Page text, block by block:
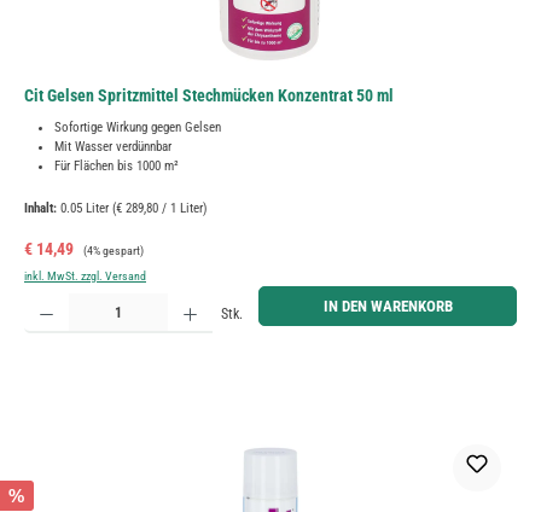
Cit Gelsen Spritzmittel Stechmücken Konzentrat 50 ml
Sofortige Wirkung gegen Gelsen
Mit Wasser verdünnbar
Für Flächen bis 1000 m²
Inhalt: 0.05 Liter (€ 289,80 / 1 Liter)
Verkaufspreis:
€ 14,49 Regulärer Preis:
(4% gespart)
inkl. MwSt. zzgl. Versand
Produkt Anzahl: Gib den gewünschten Wert ein oder benutze die Schaltflächen um die Anzahl zu
Stk. IN DEN WARENKORB
%